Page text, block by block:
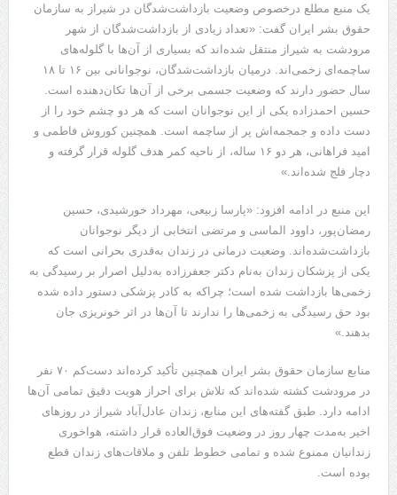
یک منبع مطلع درخصوص وضعیت بازداشت‌شدگان در شیراز به سازمان
حقوق بشر ایران گفت: «تعداد زیادی از بازداشت‌شدگان از شهر
مرودشت به شیراز منتقل شده‌اند که بسیاری از آن‌ها با گلوله‌های
ساچمه‌ای زخمی‌اند. درمیان بازداشت‌شدگان، نوجوانانی بین ۱۶ تا ۱۸
سال حضور دارند که وضعیت جسمی برخی از آن‌ها تکان‌دهنده است.
حسین احمدزاده یکی از این نوجوانان است که هر دو چشم خود را از
دست داده و جمجمه‌اش پر از ساچمه است. همچنین کوروش فاطمی و
امید فراهانی، هر دو ۱۶ ساله، از ناحیه کمر هدف گلوله قرار گرفته و
دچار فلج‌ شده‌اند.»
این منبع در ادامه افزود: «پارسا زبیعی، مهرداد خورشیدی، حسین
رمضان‌پور، داوود الماسی و مرتضی انتخابی از دیگر نوجوانان
بازداشت‌شده‌اند. وضعیت درمانی در زندان به‌قدری بحرانی است که
یکی از پزشکان زندان به‌نام دکتر جعفرزاده به‌دلیل اصرار بر رسیدگی به
زخمی‌ها بازداشت شده است؛ چراکه به کادر پزشکی دستور داده شده
بود حق رسیدگی به زخمی‌ها را ندارند تا آن‌ها در اثر خونریزی جان
بدهند.»
منابع سازمان حقوق بشر ایران همچنین تأکید کرده‌اند دست‌کم ۷۰ نفر
در مرودشت کشته شده‌اند که تلاش برای احراز هویت دقیق تمامی آن‌ها
ادامه دارد. طبق گفته‌های این منابع، زندان عادل‌آباد شیراز در روزهای
اخیر به‌مدت چهار روز در وضعیت فوق‌العاده قرار داشته، هواخوری
زندانیان ممنوع شده و تمامی خطوط تلفن و ملاقات‌های زندان قطع
بوده است.